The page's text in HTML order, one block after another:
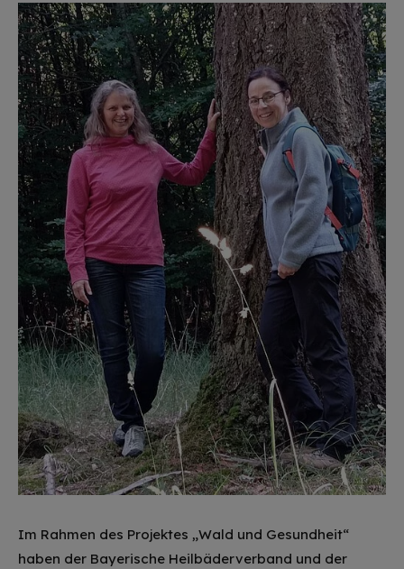
Im Rahmen des Projektes „Wald und Gesundheit“
haben der Bayerische Heilbäderverband und der